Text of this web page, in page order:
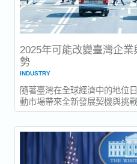
2025年可能改變臺灣企
勢
INDUSTRY
隨著臺灣在全球經濟中的地位
動市場帶來全新發展契機與挑
及國內政策調整，都將讓臺灣
可能重塑臺灣商業版圖的8大
續領跑全球...